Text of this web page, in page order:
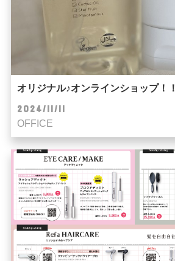
オリジナル♪オンラインショップ！！
2024/11/11
OFFICE